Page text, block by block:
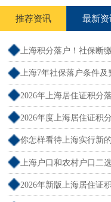
推荐资讯 最新资
上海积分落户！社保断
断交需要重新计算吗）
上海7年社保落户条件
吗？）
2026年上海居住证积分
户政策2026年）
2026年度上海居住证积
分）
你怎样看待上海实行新
新规）
上海户口和农村户口二
口哪个值钱）
2026年新版上海居住证